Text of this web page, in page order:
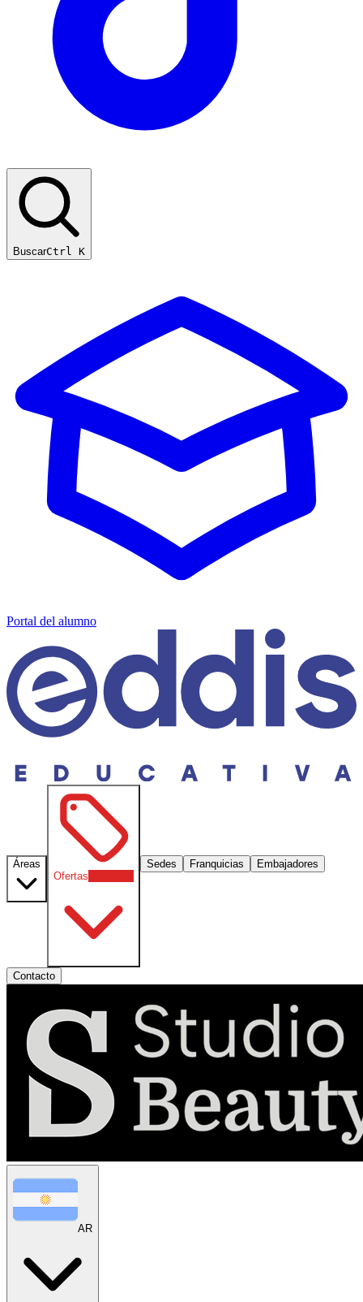
BuscarCtrl K
Portal del alumno
Áreas
Ofertas
Sedes Franquicias Embajadores
Contacto
AR